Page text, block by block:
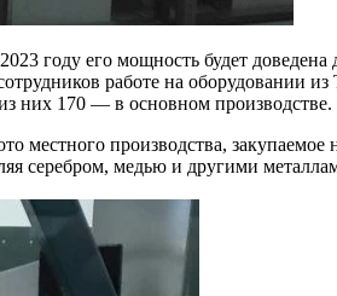
году его мощность будет
работе на оборудовании
них 170 — в основном производстве.
производства, закупаемое
серебром, медью и другими